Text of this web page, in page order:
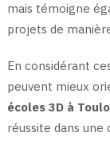
mais témoigne
projets de
En considérant
peuvent mieux
écoles 3D à
réussite dans une